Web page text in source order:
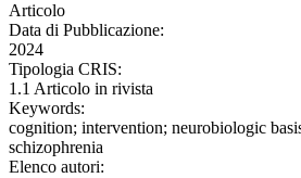
Articolo
Data di Pubblicazione:
2024
Tipologia CRIS:
1.1 Articolo in rivista
Keywords:
cognition; intervention; neurobiologic
schizophrenia
Elenco autori: